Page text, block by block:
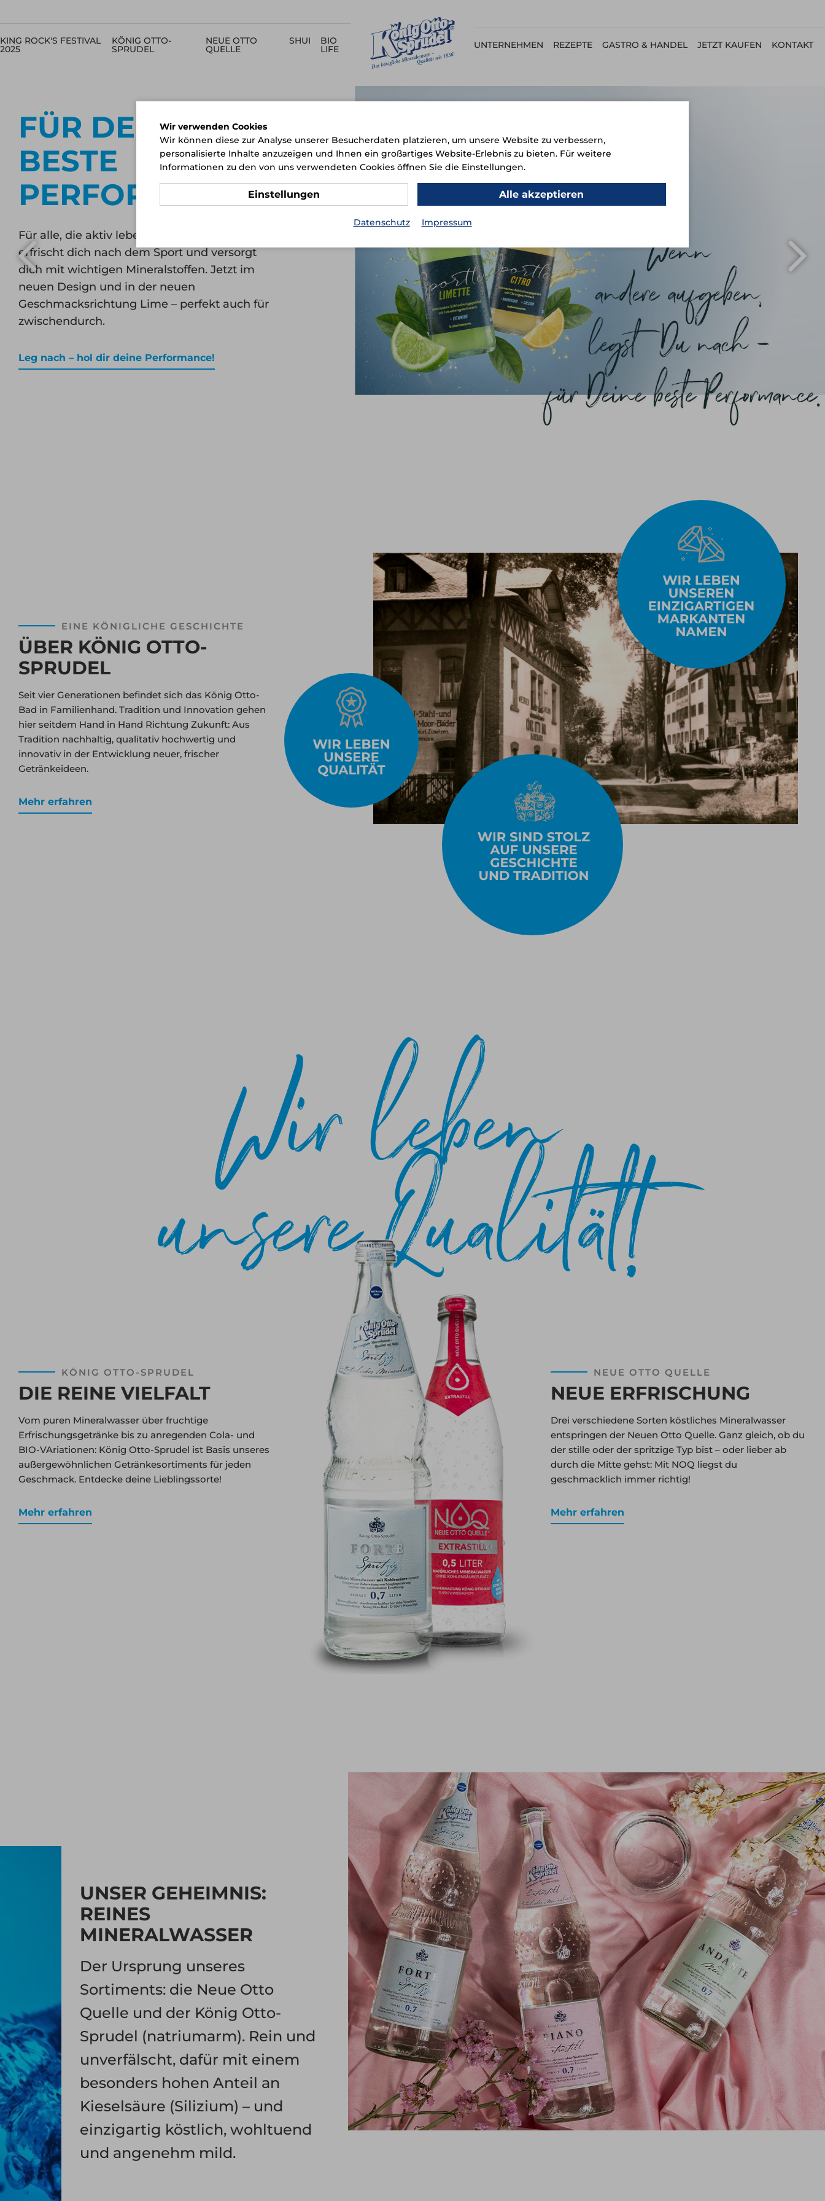
KING ROCK'S FESTIVAL
2025
KÖNIG OTTO-
SPRUDEL
NEUE OTTO
QUELLE
SHUI BIO
LIFE UNTERNEHMEN REZEPTE GASTRO & HANDEL JETZT KAUFEN KONTAKT
FÜR DEINE
BESTE
PERFORMANCE.
Für alle, die aktiv leben: Unser Sportler Citro
erfrischt dich nach dem Sport und versorgt
dich mit wichtigen Mineralstoffen. Jetzt im
neuen Design und in der neuen
Geschmacksrichtung Lime – perfekt auch für
zwischendurch.
Leg nach – hol dir deine Performance!
EINE KÖNIGLICHE GESCHICHTE
ÜBER KÖNIG OTTO-
SPRUDEL
Seit vier Generationen befindet sich das König Otto-
Bad in Familienhand. Tradition und Innovation gehen
hier seitdem Hand in Hand Richtung Zukunft: Aus
Tradition nachhaltig, qualitativ hochwertig und
innovativ in der Entwicklung neuer, frischer
Getränkeideen.
Mehr erfahren
KÖNIG OTTO-SPRUDEL
DIE REINE VIELFALT
Vom puren Mineralwasser über fruchtige
Erfrischungsgetränke bis zu anregenden Cola- und
BIO-VAriationen: König Otto-Sprudel ist Basis unseres
außergewöhnlichen Getränkesortiments für jeden
Geschmack. Entdecke deine Lieblingssorte!
Mehr erfahren
NEUE OTTO QUELLE
NEUE ERFRISCHUNG
Drei verschiedene Sorten köstliches Mineralwasser
entspringen der Neuen Otto Quelle. Ganz gleich, ob du
der stille oder der spritzige Typ bist – oder lieber ab
durch die Mitte gehst: Mit NOQ liegst du
geschmacklich immer richtig!
Mehr erfahren
UNSER GEHEIMNIS:
REINES
MINERALWASSER
Der Ursprung unseres
Sortiments: die Neue Otto
Quelle und der König Otto-
Sprudel (natriumarm). Rein und
unverfälscht, dafür mit einem
besonders hohen Anteil an
Kieselsäure (Silizium) – und
einzigartig köstlich, wohltuend
und angenehm mild.
Wir verwenden Cookies
Wir können diese zur Analyse unserer Besucherdaten platzieren, um unsere Website zu verbessern,
personalisierte Inhalte anzuzeigen und Ihnen ein großartiges Website-Erlebnis zu bieten. Für weitere
Informationen zu den von uns verwendeten Cookies öffnen Sie die Einstellungen.
Einstellungen Alle akzeptieren
Datenschutz Impressum